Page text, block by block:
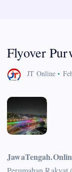
Flyover
JT Online